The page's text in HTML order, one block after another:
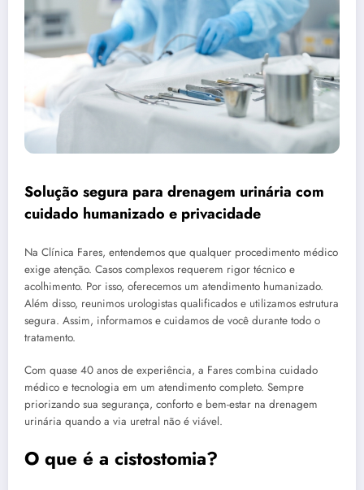
Solução segura para drenagem urinária com
cuidado humanizado e privacidade
Na Clínica Fares, entendemos que qualquer procedimento médico
exige atenção. Casos complexos requerem rigor técnico e
acolhimento. Por isso, oferecemos um atendimento humanizado.
Além disso, reunimos urologistas qualificados e utilizamos estrutura
segura. Assim, informamos e cuidamos de você durante todo o
tratamento.
Com quase 40 anos de experiência, a Fares combina cuidado
médico e tecnologia em um atendimento completo. Sempre
priorizando sua segurança, conforto e bem-estar na drenagem
urinária quando a via uretral não é viável.
O que é a cistostomia?